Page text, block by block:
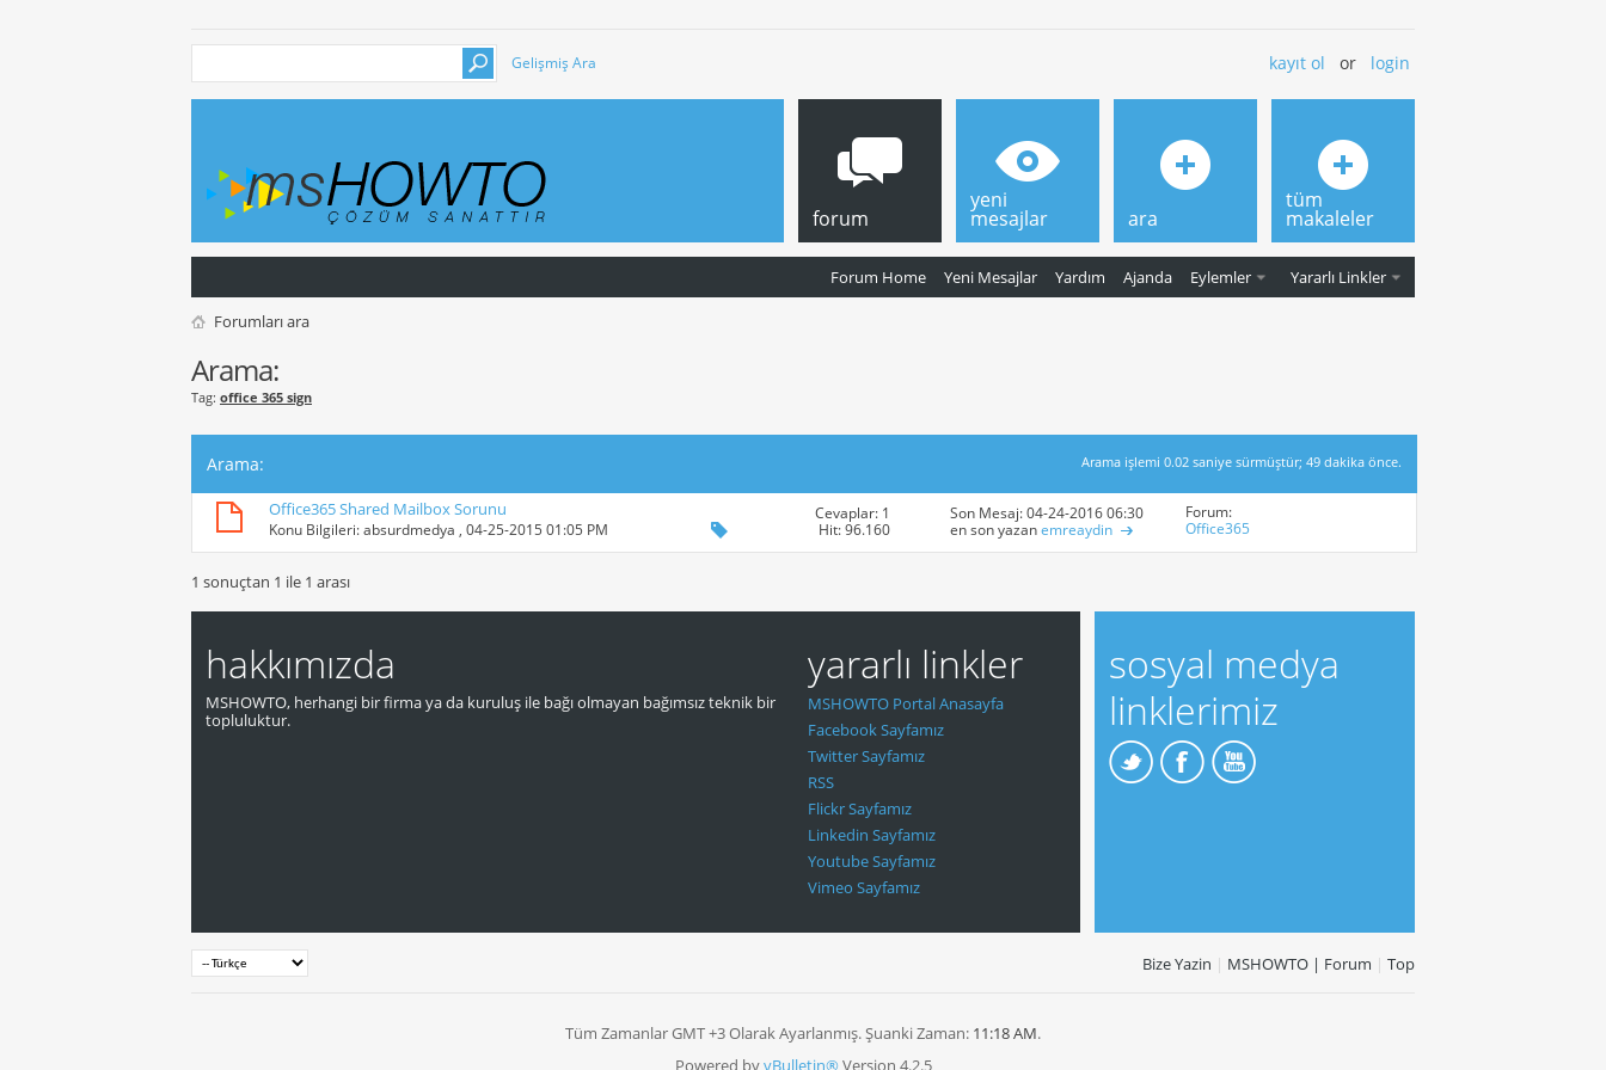
Gelişmiş Ara kayıt ol or login
forum
Forum Home Yeni Mesajlar Yardım Ajanda Eylemler Yararlı Linkler
yeni
mesajlar ara
tüm
makaleler
Forumları ara
Arama:
Tag: office 365 sign
Arama: Arama işlemi 0.02 saniye sürmüştür; 49 dakika önce.
Office365 Shared Mailbox Sorunu
Konu Bilgileri:absurdmedya , 04-25-2015 01:05 PM
Cevaplar: 1
Hit: 96.160
Son Mesaj: 04-24-201606:30 PM
en son yazanemreaydin
Forum:
Office365
1 sonuçtan 1 ile 1 arası
hakkımızda
MSHOWTO, herhangi bir firma ya da kuruluş ile bağı olmayan bağımsız teknik bir
topluluktur.
yararlı linkler
MSHOWTO Portal Anasayfa
Facebook Sayfamız
Twitter Sayfamız
RSS
Flickr Sayfamız
Linkedin Sayfamız
Youtube Sayfamız
Vimeo Sayfamız
sosyal medya
linklerimiz
Bize Yazin | MSHOWTO | Forum | Top
Tüm Zamanlar GMT +3 Olarak Ayarlanmış. Şuanki Zaman: 11:18 AM.
Powered byvBulletin®Version 4.2.5